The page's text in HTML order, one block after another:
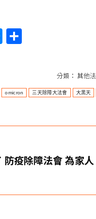
Messenger
分類： 其他
omicron 三天除障大法會 大黑天
防疫除障法會 為家人